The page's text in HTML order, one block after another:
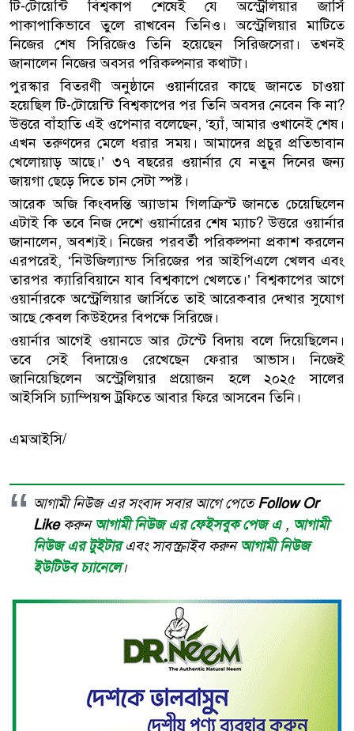
টি-টোয়েন্টি বিশ্বকাপ শেষেই যে অস্ট্রেলিয়ার জার্সি
পাকাপাকিভাবে তুলে রাখবেন তিনিও। অস্ট্রেলিয়ার মাটিতে
নিজের শেষ সিরিজেও তিনি হয়েছেন সিরিজসেরা। তখনই
জানালেন নিজের অবসর পরিকল্পনার কথাটা।
পুরস্কার বিতরণী অনুষ্ঠানে ওয়ার্নারের কাছে জানতে চাওয়া
হয়েছিল টি-টোয়েন্টি বিশ্বকাপের পর তিনি অবসর নেবেন কি না?
উত্তরে বাঁহাতি এই ওপেনার বলেছেন, ‘হ্যাঁ, আমার ওখানেই শেষ।
এখন তরুণদের মেলে ধরার সময়। আমাদের প্রচুর প্রতিভাবান
খেলোয়াড় আছে।’ ৩৭ বছরের ওয়ার্নার যে নতুন দিনের জন্য
জায়গা ছেড়ে দিতে চান সেটা স্পষ্ট।
আরেক অজি কিংবদন্তি অ্যাডাম গিলক্রিস্ট জানতে চেয়েছিলেন
এটাই কি তবে নিজ দেশে ওয়ার্নারের শেষ ম্যাচ? উত্তরে ওয়ার্নার
জানালেন, অবশ্যই। নিজের পরবর্তী পরিকল্পনা প্রকাশ করলেন
এরপরেই, ‘নিউজিল্যান্ড সিরিজের পর আইপিএলে খেলব এবং
তারপর ক্যারিবিয়ানে যাব বিশ্বকাপে খেলতে।’ বিশ্বকাপের আগে
ওয়ার্নারকে অস্ট্রেলিয়ার জার্সিতে তাই আরেকবার দেখার সুযোগ
আছে কেবল কিউইদের বিপক্ষে সিরিজে।
ওয়ার্নার আগেই ওয়ানডে আর টেস্টে বিদায় বলে দিয়েছিলেন।
তবে সেই বিদায়েও রেখেছেন ফেরার আভাস। নিজেই
জানিয়েছিলেন অস্ট্রেলিয়ার প্রয়োজন হলে ২০২৫ সালের
আইসিসি চ্যাম্পিয়ন্স ট্রফিতে আবার ফিরে আসবেন তিনি।
এমআইসি/
আগামী নিউজ এর সংবাদ সবার আগে পেতেFollow Or
Likeকরুনআগামী নিউজ এর ফেইসবুক পেজ এ , আগামী
নিউজ এর টুইটারএবং সাবস্ক্রাইব করুনআগামী নিউজ
ইউটিউব চ্যানেলে।